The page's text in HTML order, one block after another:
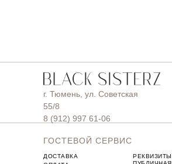
ГОСТЕВОЙ СЕРВИС
г. Тюмень, ул. Советская
55/8
8 (912) 997 61-06
ДОСТАВКА
РЕКВИЗИТЫ